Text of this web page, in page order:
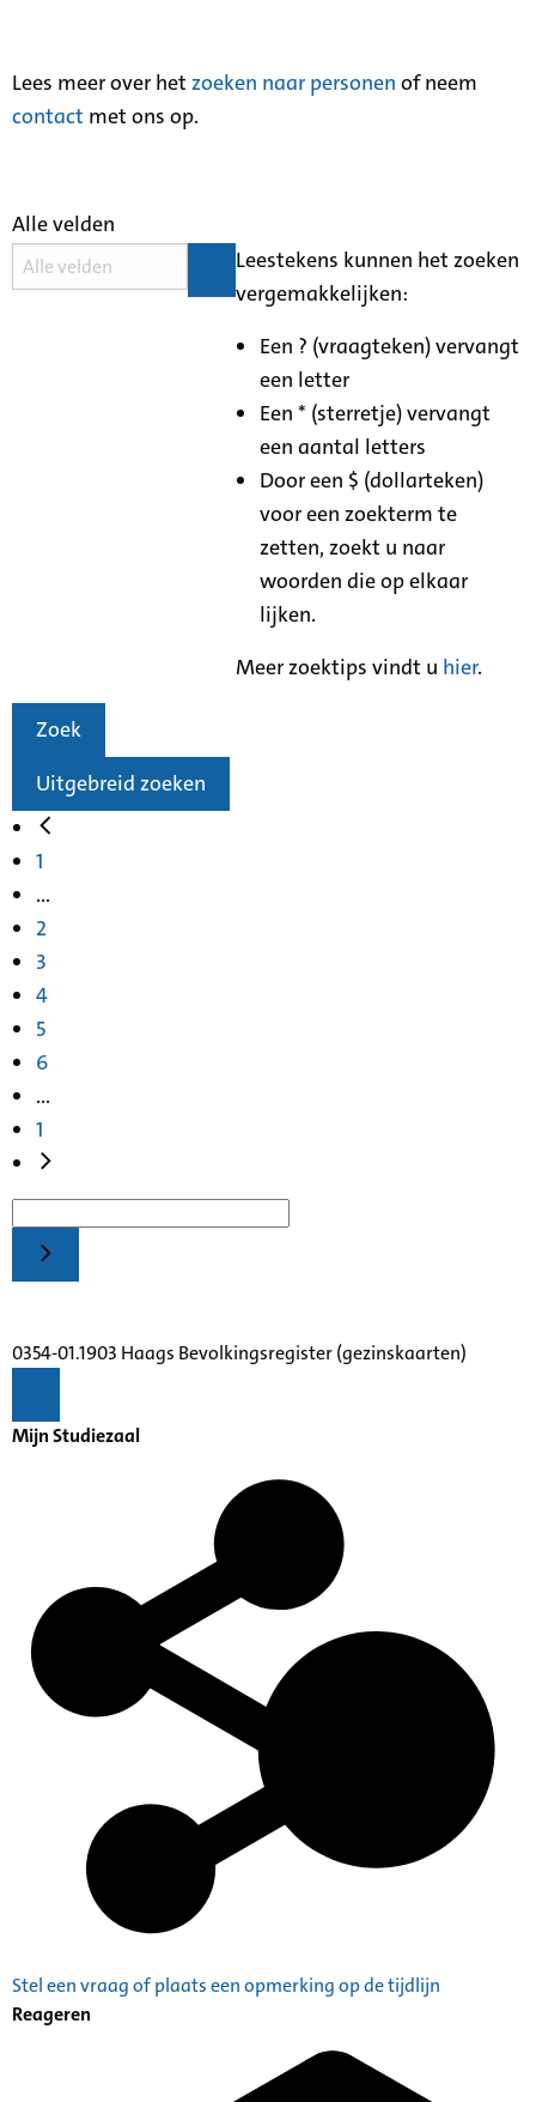
Lees meer over het zoeken naar personen of neem
contact met ons op.
Alle velden
Leestekens kunnen het zoeken
vergemakkelijken:
Een ? (vraagteken) vervangt
een letter
Een * (sterretje) vervangt
een aantal letters
Door een $ (dollarteken)
voor een zoekterm te
zetten, zoekt u naar
woorden die op elkaar
lijken.
Meer zoektips vindt u hier.
Zoek
Uitgebreid zoeken
1
...
2
3
4
5
6
...
1
0354-01.1903 Haags Bevolkingsregister (gezinskaarten)
Mijn Studiezaal
Stel een vraag of plaats een opmerking op de tijdlijn
Reageren